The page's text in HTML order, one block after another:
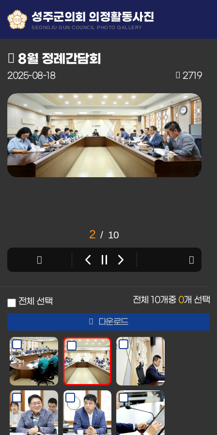
성주군의회 의정활동사진
SEONGJU GUN COUNCIL PHOTO GALLERY
8월 정례간담회
2025-08-18 2719
2 / 10
전체 선택 전체 10개중 0개 선택
다운로드